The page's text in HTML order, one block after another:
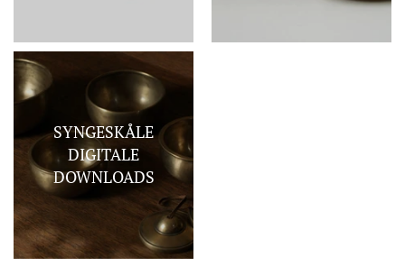
SYNGESKÅLE
DIGITALE
DOWNLOADS